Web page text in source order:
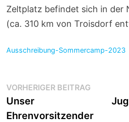
Zeltplatz befindet sich in der
(ca. 310 km von Troisdorf
Ausschreibung-Sommercamp-2023
Beitragsnavigation
VORHERIGER BEITRAGVorheriger
Beitrag:
Unser
Ehrenvorsitzender